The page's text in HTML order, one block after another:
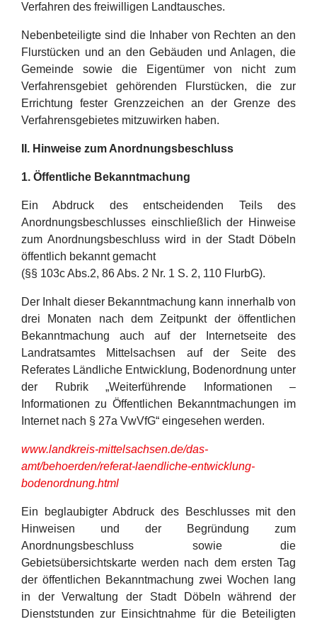
Verfahren des freiwilligen Landtausches.
Nebenbeteiligte sind die Inhaber von Rechten an den
Flurstücken und an den Gebäuden und Anlagen, die
Gemeinde sowie die Eigentümer von nicht zum
Verfahrensgebiet gehörenden Flurstücken, die zur
Errichtung fester Grenzzeichen an der Grenze des
Verfahrensgebietes mitzuwirken haben.
II. Hinweise zum Anordnungsbeschluss
1. Öffentliche Bekanntmachung
Ein Abdruck des entscheidenden Teils des
Anordnungsbeschlusses einschließlich der Hinweise
zum Anordnungsbeschluss wird in der Stadt Döbeln
öffentlich bekannt gemacht
(§§ 103c Abs.2, 86 Abs. 2 Nr. 1 S. 2, 110 FlurbG).
Der Inhalt dieser Bekanntmachung kann innerhalb von
drei Monaten nach dem Zeitpunkt der öffentlichen
Bekanntmachung auch auf der Internetseite des
Landratsamtes Mittelsachsen auf der Seite des
Referates Ländliche Entwicklung, Bodenordnung unter
der Rubrik „Weiterführende Informationen –
Informationen zu Öffentlichen Bekanntmachungen im
Internet nach § 27a VwVfG“ eingesehen werden.
www.landkreis-mittelsachsen.de/das-
amt/behoerden/referat-laendliche-entwicklung-
bodenordnung.html
Ein beglaubigter Abdruck des Beschlusses mit den
Hinweisen und der Begründung zum
Anordnungsbeschluss sowie die
Gebietsübersichtskarte werden nach dem ersten Tag
der öffentlichen Bekanntmachung zwei Wochen lang
in der Verwaltung der Stadt Döbeln während der
Dienststunden zur Einsichtnahme für die Beteiligten